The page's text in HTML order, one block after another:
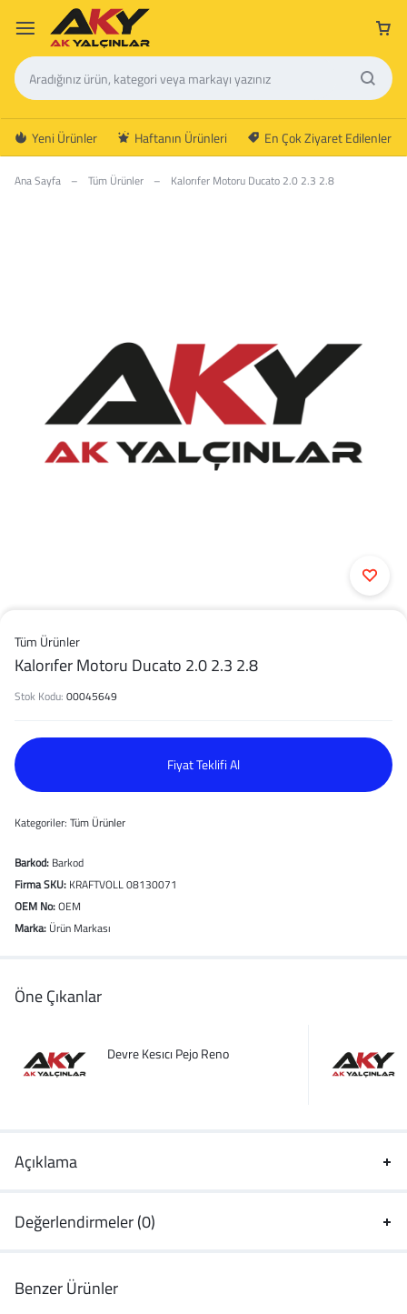
Yeni Ürünler Haftanın Ürünleri En Çok Ziyaret Edilenler
Ana Sayfa – Tüm Ürünler – Kalorıfer Motoru Ducato 2.0 2.3 2.8
Tüm Ürünler
Kalorıfer Motoru Ducato 2.0 2.3 2.8
Stok Kodu: 00045649
Fiyat Teklifi Al
Kategoriler: Tüm Ürünler
Barkod: Barkod
Firma SKU: KRAFTVOLL 08130071
OEM No:OEM
Marka: Ürün Markası
Öne Çıkanlar
Devre Kesıcı Pejo Reno
Açıklama
Değerlendirmeler (0)
Benzer Ürünler